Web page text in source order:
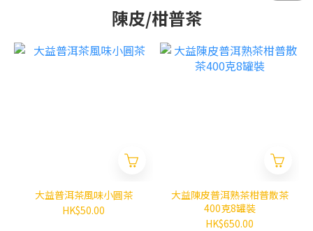
陳皮/柑普茶
大益普洱茶風味小圓茶
HK$50.00
大益陳皮普洱熟茶柑普散茶
400克8罐裝
HK$650.00